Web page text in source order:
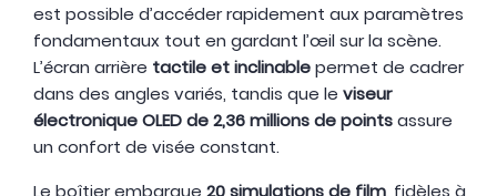
est possible d’accéder rapidement aux paramètres
fondamentaux tout en gardant l’œil sur la scène.
L’écran arrière tactile et inclinablepermet de cadrer
dans des angles variés, tandis que le viseur
électronique OLED de 2,36 millions de pointsassure
un confort de visée constant.
Le boîtier embarque 20 simulations de film, fidèles à